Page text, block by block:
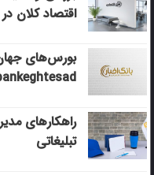
اقتصاد کلان در
بورس‌های
راهکارهای
تبلیغاتی